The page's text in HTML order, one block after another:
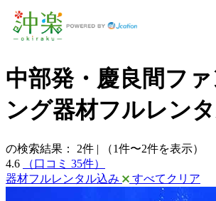
中部発・慶良間フ
ング器材フルレン
の検索結果： 2件 |
（1件〜2件を表示）
4.6
（口コミ 35件）
器材フルレンタル込み
すべてクリア